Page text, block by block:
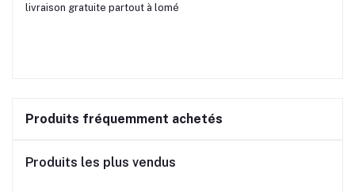
livraison gratuite partout à lomé
Produits fréquemment achetés
Produits les plus vendus